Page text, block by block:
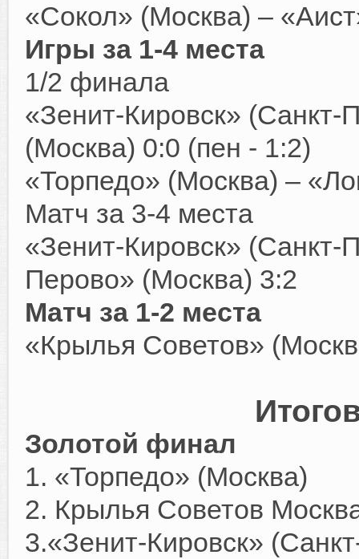
«Сокол» (Москва) –
Игры за 1-4 места
1/2 финала
«Зенит-Кировск» (Санкт-
(Москва) 0:0 (пен - 1:2)
«Торпедо» (Москва) –
Матч за 3-4 места
«Зенит-Кировск» (Санкт-
Перово» (Москва) 3:2
Матч за 1-2 места
«Крылья Советов»
Золотой финал
1. «Торпедо» (Москва)
2. Крылья Советов
3.«Зенит-Кировск»